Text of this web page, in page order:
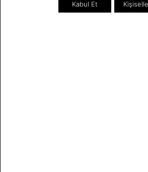
Mağazada Teknik Servis
Kabul Et